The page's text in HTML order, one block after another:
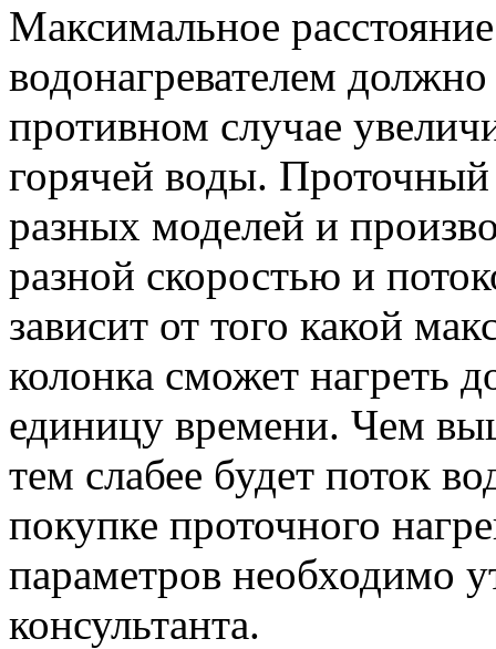
Максимальное
водонагревателем
противном случае
горячей воды. Проточный
разных моделей и
разной скоростью и
зависит от того какой
колонка сможет нагреть
единицу времени. Чем
тем слабее будет поток
покупке проточного
параметров необходимо
консультанта.